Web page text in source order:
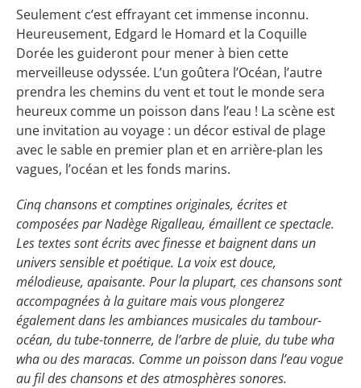
Seulement c’est effrayant cet immense inconnu.
Heureusement, Edgard le Homard et la Coquille
Dorée les guideront pour mener à bien cette
merveilleuse odyssée. L’un goûtera l’Océan, l’autre
prendra les chemins du vent et tout le monde sera
heureux comme un poisson dans l’eau ! La scène est
une invitation au voyage : un décor estival de plage
avec le sable en premier plan et en arrière-plan les
vagues, l’océan et les fonds marins.
Cinq chansons et comptines originales, écrites et
composées par Nadège Rigalleau, émaillent ce spectacle.
Les textes sont écrits avec finesse et baignent dans un
univers sensible et poétique. La voix est douce,
mélodieuse, apaisante. Pour la plupart, ces chansons sont
accompagnées à la guitare mais vous plongerez
également dans les ambiances musicales du tambour-
océan, du tube-tonnerre, de l’arbre de pluie, du tube wha
wha ou des maracas. Comme un poisson dans l’eau vogue
au fil des chansons et des atmosphères sonores.